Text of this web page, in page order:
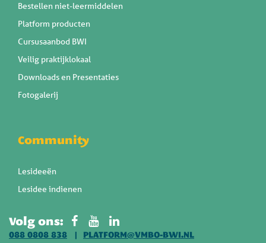
Bestellen niet-leermiddelen
Platform producten
Cursusaanbod BWI
Veilig praktijklokaal
Downloads en Presentaties
Fotogalerij
Community
Lesideeën
Lesidee indienen
Volg ons:
088 0808 838
PLATFORM@VMBO-BWI.NL